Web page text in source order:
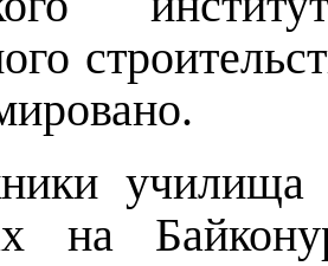
училища
на